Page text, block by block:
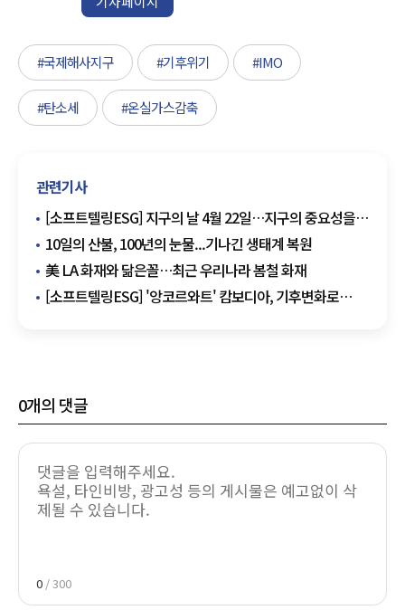
#국제해사지구 #기후위기 #IMO
#탄소세 #온실가스감축
관련기사
[소프트텔링ESG] 지구의 날 4월 22일…지구의 중요성을
다시금 생각하는 날
10일의 산불, 100년의 눈물...기나긴 생태계 복원
美 LA 화재와 닮은꼴…최근 우리나라 봄철 화재
[소프트텔링ESG] '앙코르와트' 캄보디아, 기후변화로
0개의 댓글
0 / 300